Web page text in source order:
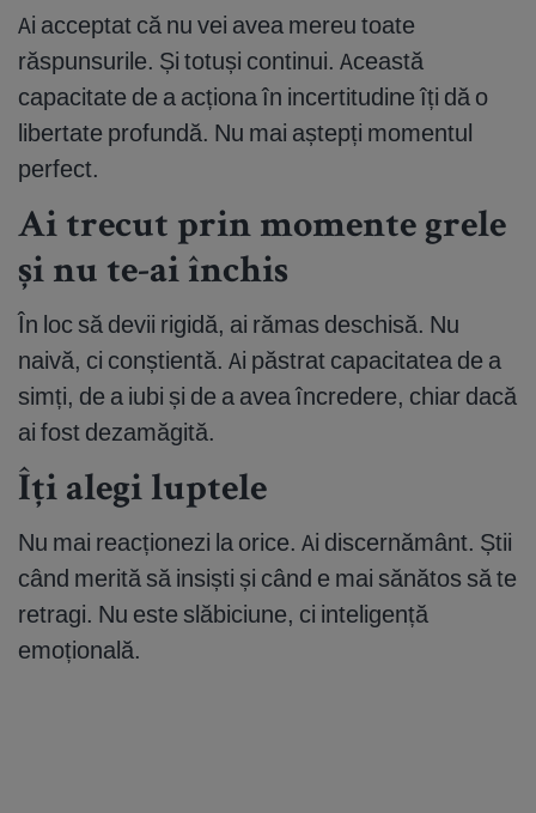
Ai acceptat că nu vei avea mereu toate
răspunsurile. Și totuși continui. Această
capacitate de a acționa în incertitudine îți dă o
libertate profundă. Nu mai aștepți momentul
perfect.
Ai trecut prin momente grele
și nu te-ai închis
În loc să devii rigidă, ai rămas deschisă. Nu
naivă, ci conștientă. Ai păstrat capacitatea de a
simți, de a iubi și de a avea încredere, chiar dacă
ai fost dezamăgită.
Îți alegi luptele
Nu mai reacționezi la orice. Ai discernământ. Știi
când merită să insiști și când e mai sănătos să te
retragi. Nu este slăbiciune, ci inteligență
emoțională.